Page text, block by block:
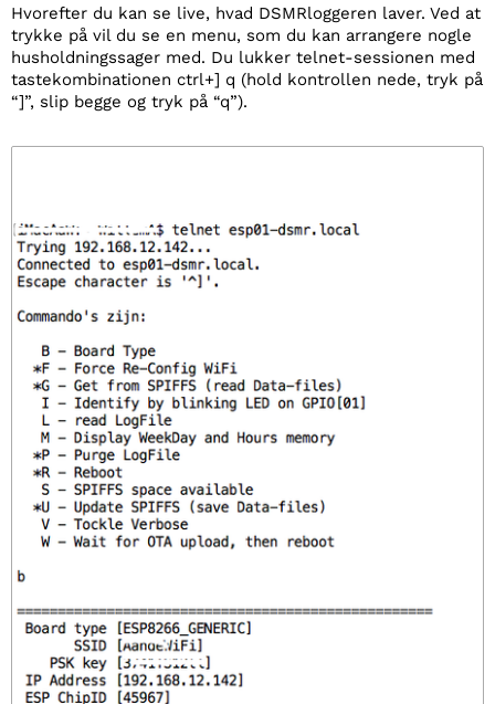
Hvorefter du kan se live, hvad DSMRloggeren laver. Ved at
trykke på vil du se en menu, som du kan arrangere nogle
husholdningssager med. Du lukker telnet-sessionen med
tastekombinationen ctrl+] q (hold kontrollen nede, tryk på
“]”, slip begge og tryk på “q”).